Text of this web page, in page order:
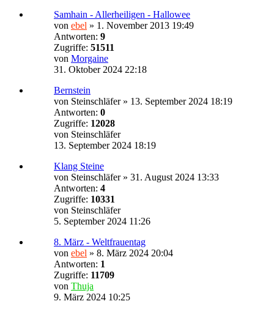
Samhain - Allerheiligen - Hallowee
von ebel » 1. November 2013 19:49
Antworten: 9
Zugriffe: 51511
von Morgaine
31. Oktober 2024 22:18
Bernstein
von Steinschläfer» 13. September 2024 18:19
Antworten: 0
Zugriffe: 12028
von Steinschläfer
13. September 2024 18:19
Klang Steine
von Steinschläfer» 31. August 2024 13:33
Antworten: 4
Zugriffe: 10331
von Steinschläfer
5. September 2024 11:26
8. März - Weltfrauentag
von ebel » 8. März 2024 20:04
Antworten: 1
Zugriffe: 11709
von Thuja
9. März 2024 10:25